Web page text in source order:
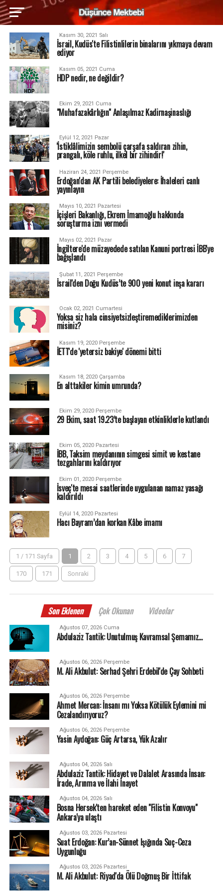
Kasım 30, 2021 Salı
İsrail, Kudüs'te Filistinlilerin binalarını yıkmaya devam
ediyor
Kasım 05, 2021 Cuma
HDP nedir, ne değildir?
Ekim 29, 2021 Cuma
"Muhafazakârlığın" Anlaşılmaz Kadirnaşinaslığı
Eylül 12, 2021 Pazar
'İstiklâlimizin sembolü çarşafa saldıran zihin,
prangalı, köle ruhlu, ilkel bir zihindir!'
Haziran 24, 2021 Perşembe
Erdoğan'dan AK Partili belediyelere: İhaleleri canlı
yayınlayın
Mayıs 10, 2021 Pazartesi
İçişleri Bakanlığı, Ekrem İmamoğlu hakkında
soruşturma izni vermedi
Mayıs 02, 2021 Pazar
İngiltere'de müzayedede satılan Kanuni portresi İBB'ye
bağışlandı
Şubat 11, 2021 Perşembe
İsrail'den Doğu Kudüs’te 900 yeni konut inşa kararı
Ocak 02, 2021 Cumartesi
Yoksa siz hala cinsiyetsizleştiremediklerimizden
misiniz?
Kasım 19, 2020 Perşembe
İETT'de 'yetersiz bakiye' dönemi bitti
Kasım 18, 2020 Çarşamba
En alttakiler kimin umrunda?
Ekim 29, 2020 Perşembe
29 Ekim, saat 19.23’te başlayan etkinliklerle kutlandı
Ekim 05, 2020 Pazartesi
İBB, Taksim meydanının simgesi simit ve kestane
tezgahlarını kaldırıyor
Ekim 01, 2020 Perşembe
İsveç'te mesai saatlerinde uygulanan namaz yasağı
kaldırıldı
Eylül 14, 2020 Pazartesi
Hacı Bayram’dan korkan Kâbe imamı
1 / 171 Sayfa 1 2 3 4 5 6 7
170 171 Sonraki
Son Eklenen Çok Okunan Videolar
Ağustos 07, 2026 Cuma
Abdulaziz Tantik: Unutulmuş Kavramsal Şemamız…
Ağustos 06, 2026 Perşembe
M. Ali Akbulut: Serhad Şehri Erdebil'de Çay Sohbeti
Ağustos 06, 2026 Perşembe
Ahmet Mercan: İnsanı mı Yoksa Kötülük Eylemini mi
Cezalandırıyoruz?
Ağustos 06, 2026 Perşembe
Yasin Aydoğan: Güç Artarsa, Yük Azalır
Ağustos 04, 2026 Salı
Abdulaziz Tantik: Hidayet ve Dalalet Arasında İnsan:
İrade, Arınma ve İlahi İnayet
Ağustos 04, 2026 Salı
Bosna Hersek'ten hareket eden "Filistin Konvoyu"
Ankara'ya ulaştı
Ağustos 03, 2026 Pazartesi
Suat Erdoğan: Kur’an-Sünnet Işığında Suç-Ceza
Uygunluğu
Ağustos 03, 2026 Pazartesi
M. Ali Akbulut: Riyad'da Ölü Doğmuş Bir İttifak